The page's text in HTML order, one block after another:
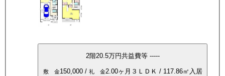
2階20.5万円共益費等 -----
敷 金150,000/ 礼 金2.00ヶ月 ３ＬＤＫ / 117.86㎡ 入居